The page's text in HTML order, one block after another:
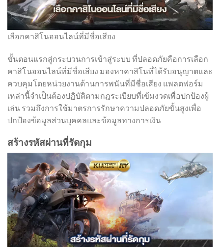
เลือกคาสิโนออนไลน์ที่มีชื่อเสียง
ขั้นตอนแรกสู่กระบวนการเข้าสู่ระบบ ที่ปลอดภัยคือการเลือก
คาสิโนออนไลน์ที่มีชื่อเสียง มองหาคาสิโนที่ได้รับอนุญาตและ
ควบคุมโดยหน่วยงานด้านการพนันที่มีชื่อเสียง แพลตฟอร์ม
เหล่านี้จำเป็นต้องปฏิบัติตามกฎระเบียบที่เข้มงวดเพื่อปกป้องผู้
เล่น รวมถึงการใช้มาตรการรักษาความปลอดภัยขั้นสูงเพื่อ
ปกป้องข้อมูลส่วนบุคคลและข้อมูลทางการเงิน
สร้างรหัสผ่านที่รัดกุม